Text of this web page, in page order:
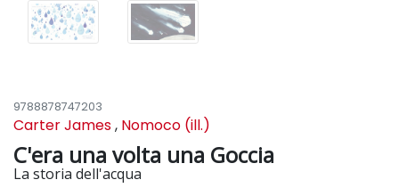
9788878747203
Carter James, Nomoco (ill.)
C'era una volta una Goccia
La storia dell'acqua